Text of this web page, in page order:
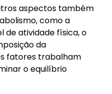
aspectos também
como a
de atividade física, o
da
fatores trabalham
o equilíbrio